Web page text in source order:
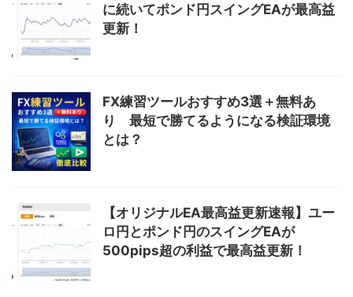
に続いてポンド円スイングEAが最高益
更新！
FX練習ツールおすすめ3選＋無料あ
り 最短で勝てるようになる検証環境
とは？
【オリジナルEA最高益更新速報】ユー
ロ円とポンド円のスイングEAが
500pips超の利益で最高益更新！